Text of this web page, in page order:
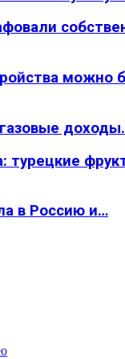
можно
турецкие
в Россию и…